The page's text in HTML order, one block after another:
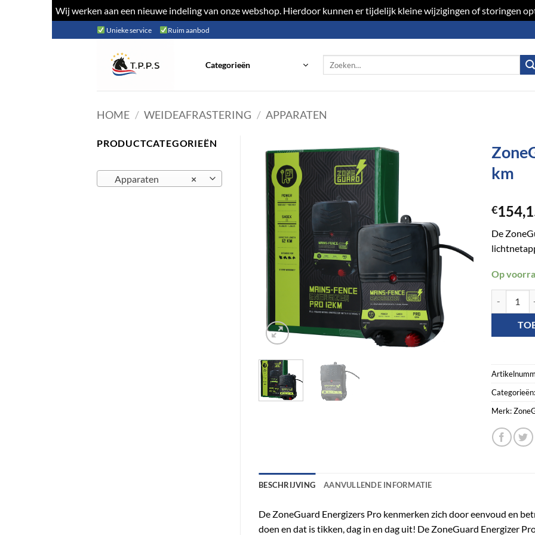
Wij werken aan een nieuwe indeling van onze webshop. Hierdoor kunnen er tijdelijk kleine wijzigingen of storingen
naar
Unieke service Ruim aanbod
Categorieën
HOME / WEIDEAFRASTERING / APPARATEN
PRODUCTCATEGORIEËN
×
Apparaten
km
€
De
Op
Merk:
BESCHRIJVING AANVULLENDE INFORMATIE
De ZoneGuard Energizers Pro kenmerken zich door eenvoud en
doen en dat is tikken, dag in en dag uit! De ZoneGuard Energizer